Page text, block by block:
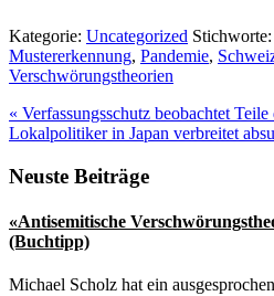
Kategorie: Uncategorized Stichworte:
Mustererkennung, Pandemie,
Verschwörungstheorien
Vorheriger
Beitrag:
« Verfassungsschutz beobachtet
Nächster
Lokalpolitiker in Japan verbreitet
Seitenspalte
Neuste Beiträge
«Antisemitische
(Buchtipp)
Michael Scholz hat ein